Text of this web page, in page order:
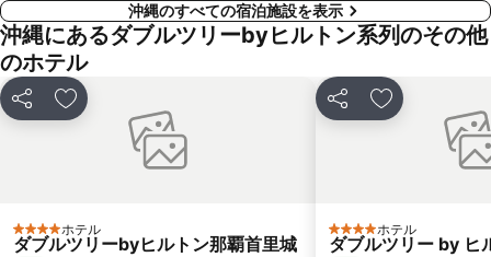
沖縄のすべての宿泊施設を表示
沖縄にあるダブルツリーbyヒルトン系列のその他
のホテル
シェア お気に入りに追加
4 ホテルのランク
ホテル
ダブルツリーbyヒルトン那覇首里城
シェア お気に入りに
4 ホテルのランク
ホテル
ダブルツリー by ヒ